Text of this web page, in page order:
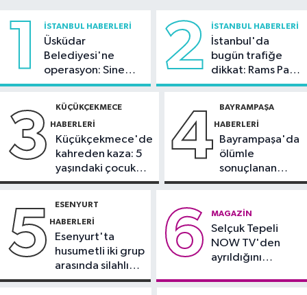
vatandaşlığa yeni kısıtlama kararı
İstanbul Haberleri
21:48
Suudi Arabistan'ı ziyaret edecek
hazırlık maçında FOMGET'i 3-1
mağlup etti
1 İSTANBUL HABERLERI
Üsküdar
Belediyesi'ne
operasyon: Sinem
Dedetaş'a
2 İSTANBUL HABERLERI
İstanbul'da
bugün trafiğe
dikkat: Rams Park
çevresinde bazı
3 KÜÇÜKÇEKMECE
HABERLERI
Küçükçekmece'de
kahreden kaza: 5
yaşındaki çocuk
yoğun bakımda
4 BAYRAMPAŞA
HABERLERI
Bayrampaşa'da
ölümle
sonuçlanan
kaza: Sürücü
5 ESENYURT
HABERLERI
Esenyurt'ta
husumetli iki grup
arasında silahlı
kavga
6 MAGAZIN
Selçuk Tepeli
NOW TV'den
ayrıldığını